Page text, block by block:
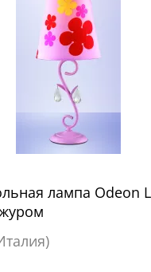
лампа Odeon